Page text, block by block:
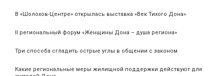
В «Шолохов-Центре» открылась выставка «Век Тихого Дона»
II региональный форум «Женщины Дона – душа региона»
Три способа сгладить острые углы в общении с законом
Какие региональные меры жилищной поддержки действуют для